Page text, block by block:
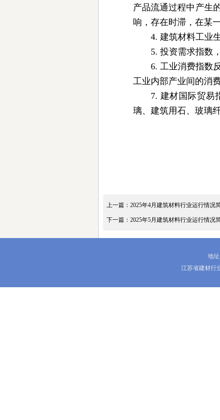
产品流通过程中产生
响，存在时滞，在某
4. 建筑材料工业
5. 投资需求指数
6. 工业消费指数
工业内部产业间的消
7. 建材国际贸易
璃、建筑用石、玻璃
上一篇：2025年4月建筑材料行业运行情况
下一篇：2025年5月建筑材料行业运行情况
地
江苏省建材行